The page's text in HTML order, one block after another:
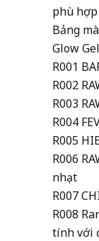
phù
Bảng
Glow
R001
R002
R003
R004
R005
R006
nhạt
R007
R008
tính với